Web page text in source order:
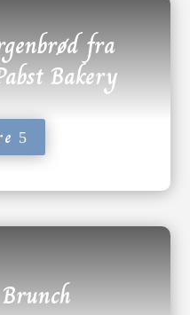
fra
Bakery